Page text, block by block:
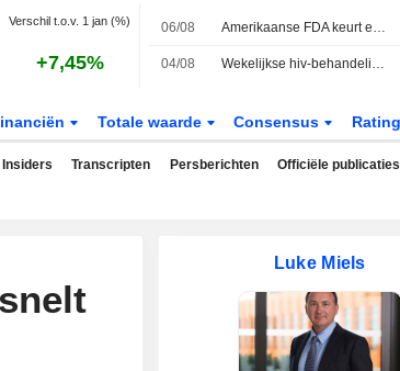
Verschil t.o.v. 1 jan (%)
+7,45%
06/08 Amerikaanse FDA keurt eerste mRNA-griepprik van Moderna goed
04/08 Wekelijkse hiv-behandeling van Merck is 'interessant', aldus UBS
Totale waarde Consensus
Insiders Transcripten Persberichten Officiële publicaties
Luke Miels